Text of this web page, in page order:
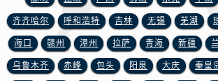
齐齐哈尔 呼和浩特 吉林 无锡 芜湖
海口 赣州 漳州 拉萨 青海 新疆
乌鲁木齐 赤峰 包头 阳泉 大庆 秦皇